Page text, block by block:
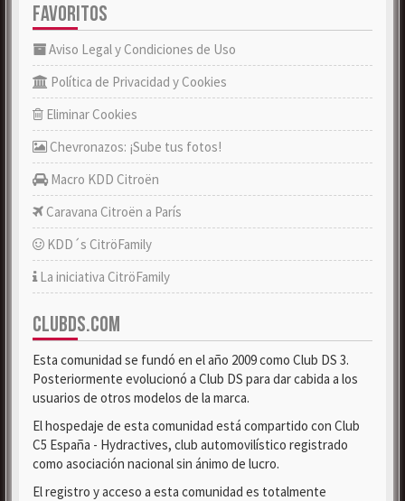
FAVORITOS
Aviso Legal y Condiciones de Uso
Política de Privacidad y Cookies
Eliminar Cookies
Chevronazos: ¡Sube tus fotos!
Macro KDD Citroën
Caravana Citroën a París
KDD´s CitröFamily
La iniciativa CitröFamily
CLUBDS.COM
Esta comunidad se fundó en el año 2009 como Club DS 3.
Posteriormente evolucionó a Club DS para dar cabida a los
usuarios de otros modelos de la marca.
El hospedaje de esta comunidad está compartido con Club
C5 España - Hydractives, club automovilístico registrado
como asociación nacional sin ánimo de lucro.
El registro y acceso a esta comunidad es totalmente